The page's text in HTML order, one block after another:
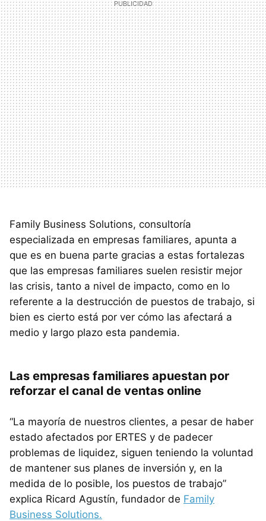
Family Business Solutions, consultoría
especializada en empresas familiares, apunta a
que es en buena parte gracias a estas fortalezas
que las empresas familiares suelen resistir mejor
las crisis, tanto a nivel de impacto, como en lo
referente a la destrucción de puestos de trabajo, si
bien es cierto está por ver cómo las afectará a
medio y largo plazo esta pandemia.
Las empresas familiares apuestan por
reforzar el canal de ventas online
“La mayoría de nuestros clientes, a pesar de haber
estado afectados por ERTES y de padecer
problemas de liquidez, siguen teniendo la voluntad
de mantener sus planes de inversión y, en la
medida de lo posible, los puestos de trabajo”
explica Ricard Agustín, fundador de Family
Business Solutions.